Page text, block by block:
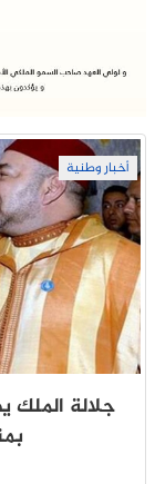
أخبار وطنية